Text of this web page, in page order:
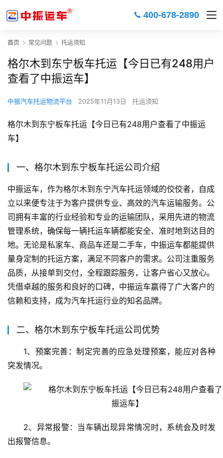
400-678-2890
首页 常见问题 托运须知
格尔木到东宁板车托运【今日已有248用户
查看了中振运车】
中振汽车托运物流平台 2025年11月13日 托运须知
格尔木到东宁板车托运【今日已有248用户查看了中振运
车】
一、格尔木到东宁板车托运公司介绍
中振运车，作为格尔木到东宁汽车托运领域的佼佼者，自成
立以来便专注于为客户提供专业、高效的汽车运输服务。公
司拥有丰富的行业经验和专业的运输团队，采用先进的物流
管理系统，确保每一辆托运车辆都能安全、准时地到达目的
地。无论是私家车、商品车还是二手车，中振运车都能提供
量身定制的托运方案，满足不同客户的需求。公司注重服务
品质，从接单到交付，全程跟踪服务，让客户省心又放心。
凭借卓越的服务和良好的口碑，中振运车赢得了广大客户的
信赖和支持，成为汽车托运行业的知名品牌。
二、格尔木到东宁板车托运公司优势
1、预案完善：制定完善的应急处理预案，能应对各种
突发情况。
2、异常报警：当车辆出现异常情况时，系统会及时发
出报警信息。